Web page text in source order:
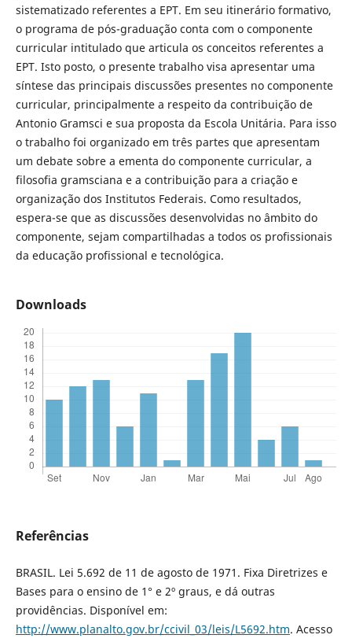
sistematizado referentes a EPT. Em seu itinerário formativo,
o programa de pós-graduação conta com o componente
curricular intitulado que articula os conceitos referentes a
EPT. Isto posto, o presente trabalho visa apresentar uma
síntese das principais discussões presentes no componente
curricular, principalmente a respeito da contribuição de
Antonio Gramsci e sua proposta da Escola Unitária. Para isso
o trabalho foi organizado em três partes que apresentam
um debate sobre a ementa do componente curricular, a
filosofia gramsciana e a contribuição para a criação e
organização dos Institutos Federais. Como resultados,
espera-se que as discussões desenvolvidas no âmbito do
componente, sejam compartilhadas a todos os profissionais
da educação profissional e tecnológica.
Downloads
Referências
BRASIL. Lei 5.692 de 11 de agosto de 1971. Fixa Diretrizes e
Bases para o ensino de 1° e 2º graus, e dá outras
providências. Disponível em:
http://www.planalto.gov.br/ccivil_03/leis/L5692.htm. Acesso